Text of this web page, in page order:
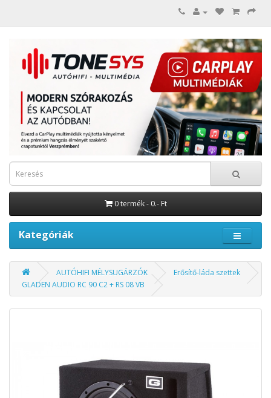
0 termék - 0.- Ft
Kategóriák
AUTÓHIFI MÉLYSUGÁRZÓK
Erősítő-láda szettek
GLADEN AUDIO RC 90 C2 + RS 08 VB